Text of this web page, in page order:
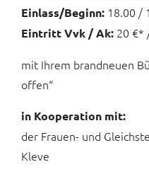
Einlass/Beginn: 18.00 /
Eintritt Vvk / Ak: 20 €*
mit Ihrem brandneuen
offen“
in Kooperation mit:
der Frauen- und
Kleve